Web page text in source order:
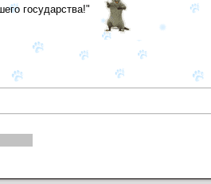
государства!"